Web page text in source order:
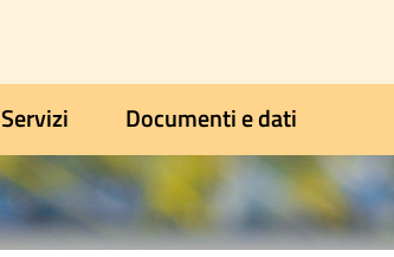
Servizi Documenti e dati